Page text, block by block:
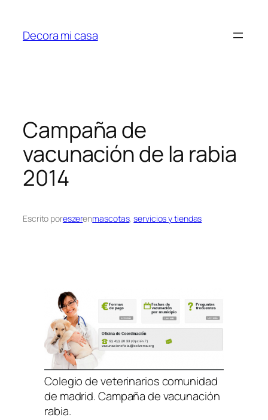
contenido
Decora mi casa
Campaña de
vacunación de la rabia
2014
Escrito poreszerenmascotas, servicios y tiendas
Colegio de veterinarios comunidad
de madrid. Campaña de vacunación
rabia.